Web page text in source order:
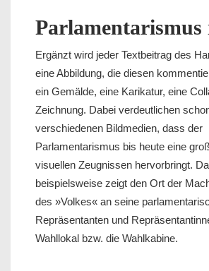
Ergänzt wird jeder Textbeitrag des
eine Abbildung, die diesen
ein Gemälde, eine Karikatur, eine
Zeichnung. Dabei verdeutlichen
verschiedenen Bildmedien, dass der
Parlamentarismus bis heute eine
visuellen Zeugnissen hervorbringt.
beispielsweise zeigt den Ort der
des »Volkes« an seine
Repräsentanten und
Wahllokal bzw. die Wahlkabine.